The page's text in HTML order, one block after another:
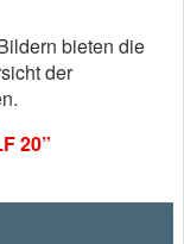
bieten die
der
20”